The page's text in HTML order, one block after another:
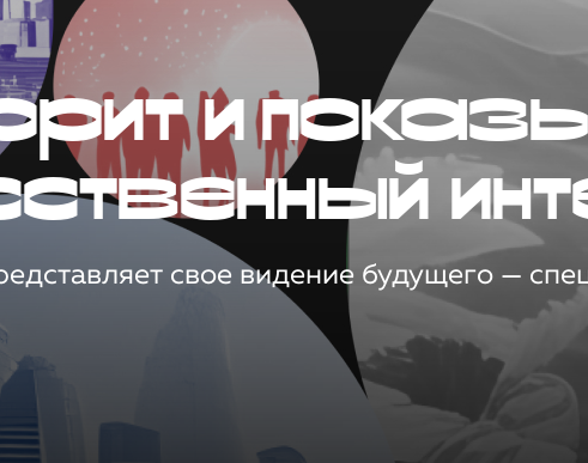
и
свое видение будущего —